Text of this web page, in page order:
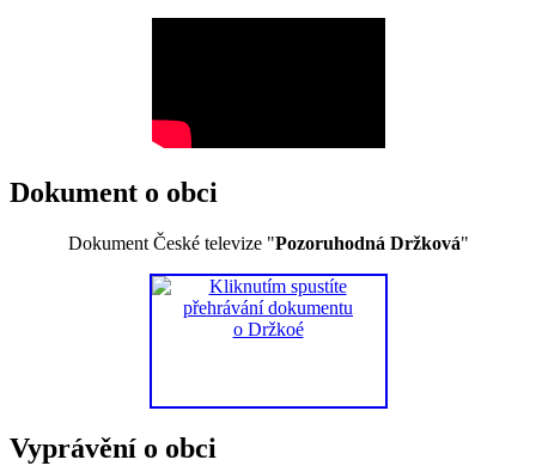
Dokument o obci
Dokument České televize "Pozoruhodná Držková"
Vyprávění o obci